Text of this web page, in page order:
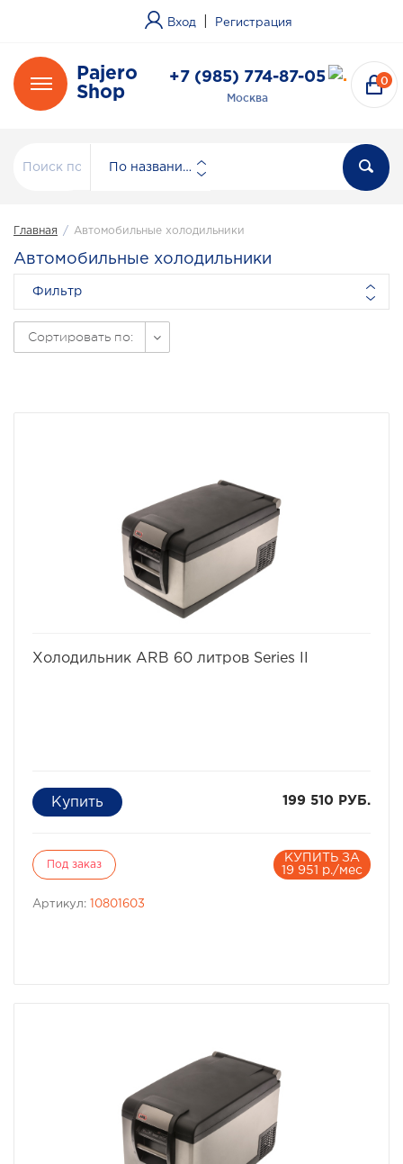
Вход Регистрация
Pajero
Shop
+7 (985) 774-87-05
Москва
0
По названию
Фильтр
Главная / Автомобильные холодильники
Автомобильные холодильники
Сортировать по:
Холодильник ARB 60 литров Series II
199 510 РУБ.
Под заказ
КУПИТЬ ЗА
19 951 р./мес
Артикул: 10801603